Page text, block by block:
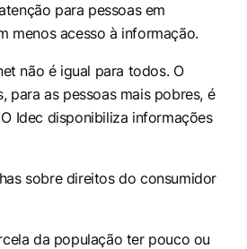
para pessoas em
menos acesso à informação.
não é igual para todos. O
para as pessoas mais pobres, é
Idec disponibiliza informações
sobre direitos do consumidor
da população ter pouco ou